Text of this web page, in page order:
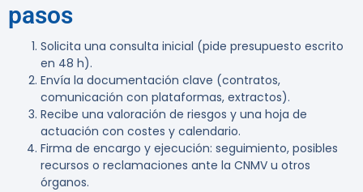
pasos
Solicita una consulta inicial (pide presupuesto escrito
en 48 h).
Envía la documentación clave (contratos,
comunicación con plataformas, extractos).
Recibe una valoración de riesgos y una hoja de
actuación con costes y calendario.
Firma de encargo y ejecución: seguimiento, posibles
recursos o reclamaciones ante la CNMV u otros
órganos.